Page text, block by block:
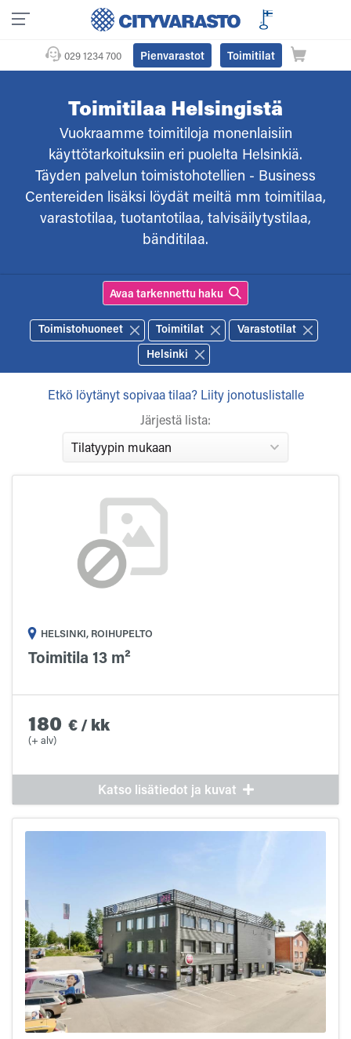
029 1234 700 Pienvarastot Toimitilat
Toimitilaa Helsingistä
Vuokraamme toimitiloja monenlaisiin
käyttötarkoituksiin eri puolelta Helsinkiä.
Täyden palvelun toimistohotellien - Business
Centereiden lisäksi löydät meiltä mm toimitilaa,
varastotilaa, tuotantotilaa, talvisäilytystilaa,
bänditilaa.
tarkennettu haku
Toimistohuoneet Toimitilat
Varastotilat
Helsinki
Etkö löytänyt sopivaa tilaa? Liity jonotuslistalle
Järjestä lista:
HELSINKI, ROIHUPELTO
Toimitila 13 m²
180 €/kk
(+ alv)
Katso lisätiedot ja kuvat